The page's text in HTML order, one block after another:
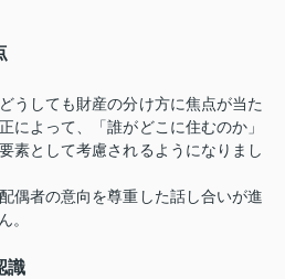
うしても財産の分け方に焦点が当た
によって、「誰がどこに住むのか」
素として考慮されるようになりまし
偶者の意向を尊重した話し合いが進
。
識